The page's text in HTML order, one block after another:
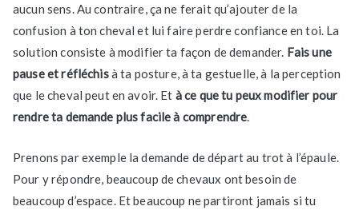
aucun sens. Au contraire, ça ne ferait qu’ajouter de la
confusion à ton cheval et lui faire perdre confiance en toi. La
solution consiste à modifier ta façon de demander. Fais une
pause et réfléchisà ta posture, à ta gestuelle, à la perception
que le cheval peut en avoir. Et à ce que tu peux modifier pour
rendre ta demande plus facile à comprendre.
Prenons par exemple la demande de départ au trot à l’épaule.
Pour y répondre, beaucoup de chevaux ont besoin de
beaucoup d’espace. Et beaucoup ne partiront jamais si tu